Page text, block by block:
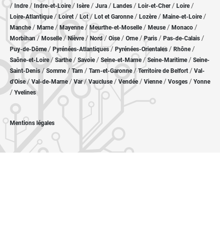
/ Indre/ Indre-et-Loire/ Isère/ Jura / Landes / Loir-et-Cher/ Loire/
Loire-Atlantique/ Loiret / Lot/ Lot et Garonne/ Lozère / Maine-et-Loire/
Manche/ Marne/ Mayenne/ Meurthe-et-Moselle/ Meuse/ Monaco /
Morbihan/ Moselle/ Nièvre / Nord/ Oise / Orne/Paris / Pas-de-Calais /
Puy-de-Dôme/ Pyrénées-Atlantiques / Pyrénées-Orientales / Rhône/
Saône-et-Loire/ Sarthe/ Savoie/ Seine-et-Marne/ Seine-Maritime/ Seine-
Saint-Denis /Somme/ Tarn / Tarn-et-Garonne/Territoire de Belfort / Val-
d'Oise/ Val-de-Marne/Var/Vaucluse/ Vendée/ Vienne/ Vosges / Yonne
/ Yvelines
Mentions légales